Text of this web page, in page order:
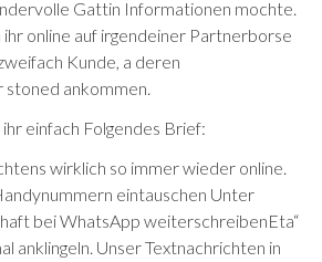
Gattin Informationen mochte.
online auf irgendeiner Partnerborse
Kunde, a deren
ankommen.
einfach Folgendes Brief:
wirklich so immer wieder online.
eintauschen Unter
bei WhatsApp weiterschreibenEta“
anklingeln. Unser Textnachrichten in